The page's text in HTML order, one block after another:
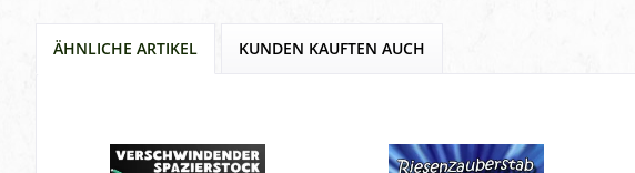
ÄHNLICHE ARTIKEL KUNDEN KAUFTEN AUCH